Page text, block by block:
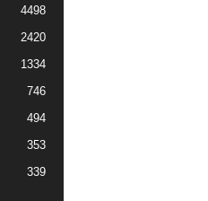
4498
2420
1334
746
494
353
339